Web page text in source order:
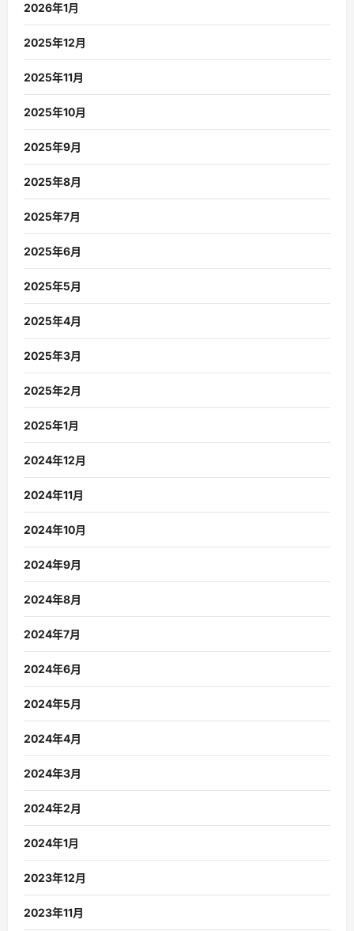
2026年1月
2025年12月
2025年11月
2025年10月
2025年9月
2025年8月
2025年7月
2025年6月
2025年5月
2025年4月
2025年3月
2025年2月
2025年1月
2024年12月
2024年11月
2024年10月
2024年9月
2024年8月
2024年7月
2024年6月
2024年5月
2024年4月
2024年3月
2024年2月
2024年1月
2023年12月
2023年11月